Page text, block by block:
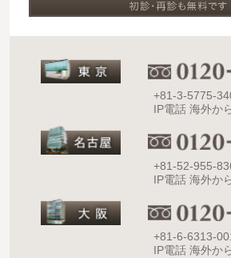
+81-3-5775-
IP電話 海外か
+81-52-955-
IP電話 海外か
+81-6-6313-
IP電話 海外か